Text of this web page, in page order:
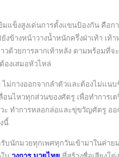
แข็งสูงเด่นการตั้งแขนป้องกัน คือก
ข้างหน้าวางน้ำหนักครึ่งฝ่าเท้า เท้
วด้วยการลากเท้าหลัง ตามพร้อมที่
งเสมอหัวไหล่
ม่กางออกจากลำตัวและต้องไม่แน
อนไหวทุกส่วนของศัตรู เพื่อทำการ
ะ ทำการหลอกล่อและขุ่ขวัญศัตรู
นี้
รับนักมวยทุกเพศทุกวันเข้ามาในค่าย